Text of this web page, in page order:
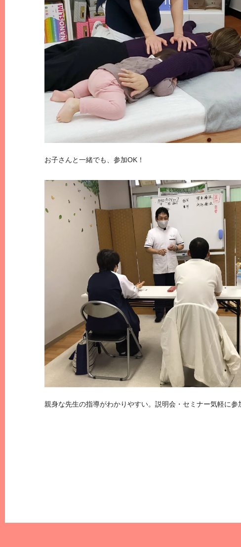
お子さんと一緒でも、参加OK！
親身な先生の指導がわかりやすい。説明会・セミナー気軽に参